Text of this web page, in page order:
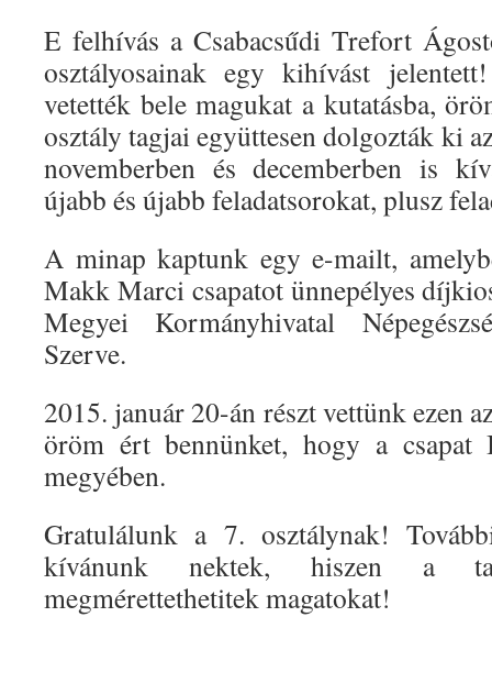
E felhívás a Csabacsűdi Trefort
osztályosainak egy kihívást
vetették bele magukat a kutatásba,
osztály tagjai együttesen dolgozták ki
novemberben és decemberben is
újabb és újabb feladatsorokat, plusz
A minap kaptunk egy e-mailt,
Makk Marci csapatot ünnepélyes
Megyei Kormányhivatal
Szerve.
2015. január 20-án részt vettünk ezen
öröm ért bennünket, hogy a
megyében.
Gratulálunk a 7. osztálynak!
kívánunk nektek, hiszen a
megmérettethetitek magatokat!